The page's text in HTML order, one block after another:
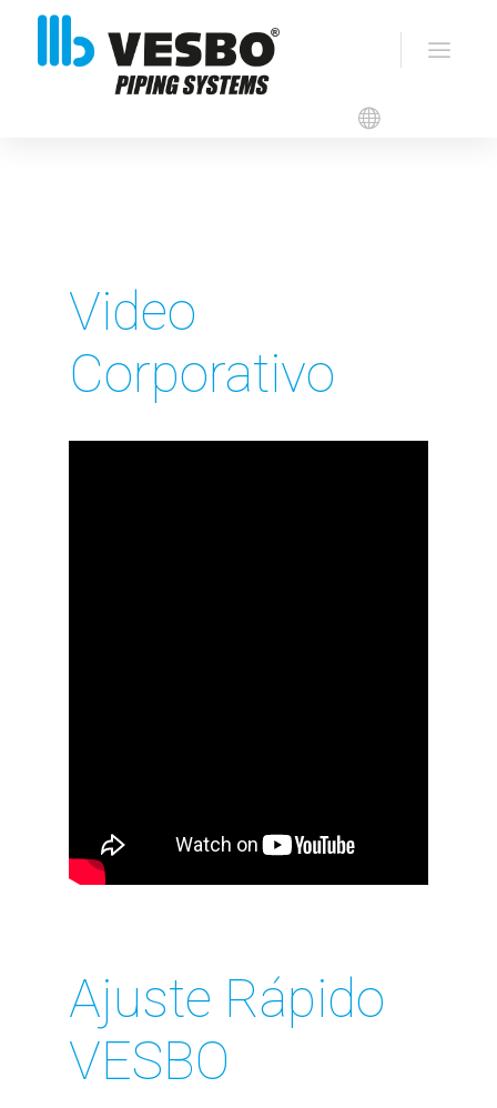
Video
Corporativo
Ajuste Rápido
VESBO